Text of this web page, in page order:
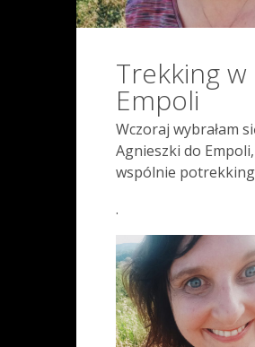
Trekking w
Empoli
Wczoraj wybrałam
Agnieszki do
wspólnie
.